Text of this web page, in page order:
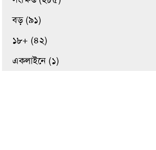
বড় (৯১)
১৮+ (৪২)
একলাইনে (১)